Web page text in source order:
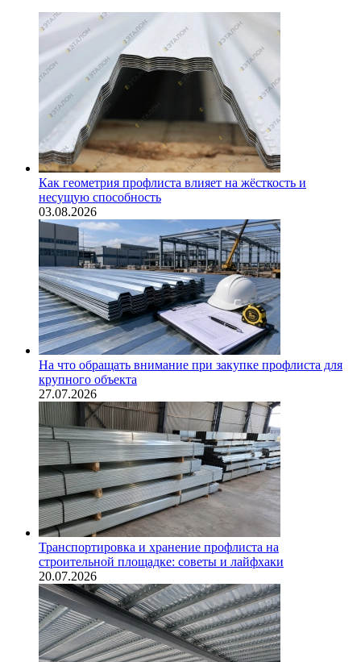
Как геометрия профлиста влияет на жёсткость и
несущую способность
03.08.2026
На что обращать внимание при закупке профлиста для
крупного объекта
27.07.2026
Транспортировка и хранение профлиста на
строительной площадке: советы и лайфхаки
20.07.2026